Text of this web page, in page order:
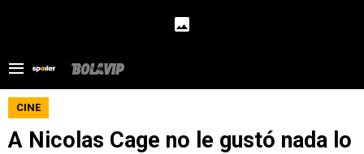
CINE
A Nicolas Cage no le gustó nada lo